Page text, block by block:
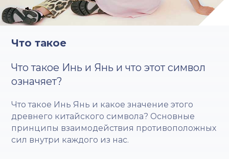
Что такое
Что такое Инь и Янь и что этот символ
означяет?
Что такое Инь Янь и какое значение этого
древнего китайского символа? Основные
принципы взаимодействия противоположных
сил внутри каждого из нас.